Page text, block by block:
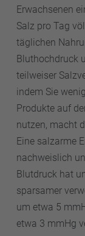
Erwachsenen
Salz pro Tag
täglichen
Bluthochdruck
teilweiser
indem Sie
Produkte auf
nutzen, macht
Eine salzarme
nachweislich
Blutdruck hat
sparsamer
um etwa 5
etwa 3 mmHg